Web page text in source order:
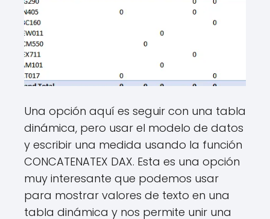
Una opción aquí es seguir con una tabla
dinámica, pero usar el modelo de datos
y escribir una medida usando la función
CONCATENATEX DAX. Esta es una opción
muy interesante que podemos usar
para mostrar valores de texto en una
tabla dinámica y nos permite unir una